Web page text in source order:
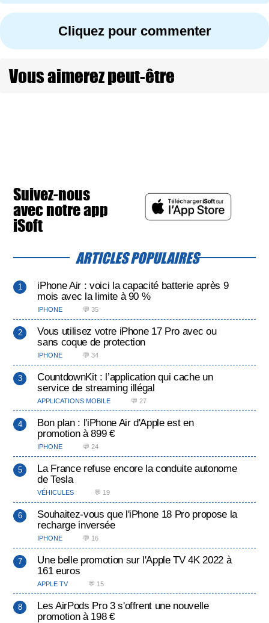
Cliquez pour commenter
Vous aimerez peut-être
Suivez-nous
avec notre app
iSoft
ARTICLES POPULAIRES
iPhone Air : voici la capacité batterie après 9
mois avec la limite à 90 %
IPHONE 💬 35
Vous utilisez votre iPhone 17 Pro avec ou
sans coque de protection
IPHONE 💬 34
CountdownKit : l’application qui cache un
service de streaming illégal
APPLICATIONS MOBILE 💬 27
Bon plan : l'iPhone Air d'Apple est en
promotion à 899 €
IPHONE 💬 24
La France refuse encore la conduite autonome
de Tesla
VÉHICULES 💬 19
Souhaitez-vous que l'iPhone 18 Pro propose la
recharge inversée
IPHONE 💬 16
Une belle promotion sur l'Apple TV 4K 2022 à
161 euros
APPLE TV 💬 15
Les AirPods Pro 3 s'offrent une nouvelle
promotion à 198 €